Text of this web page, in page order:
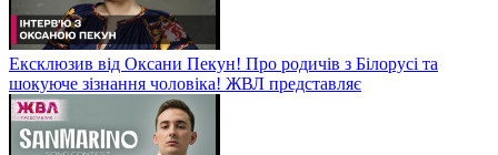
Ексклюзив від Оксани Пекун! Про родичів з Білорусі та
шокуюче зізнання чоловіка! ЖВЛ представляє